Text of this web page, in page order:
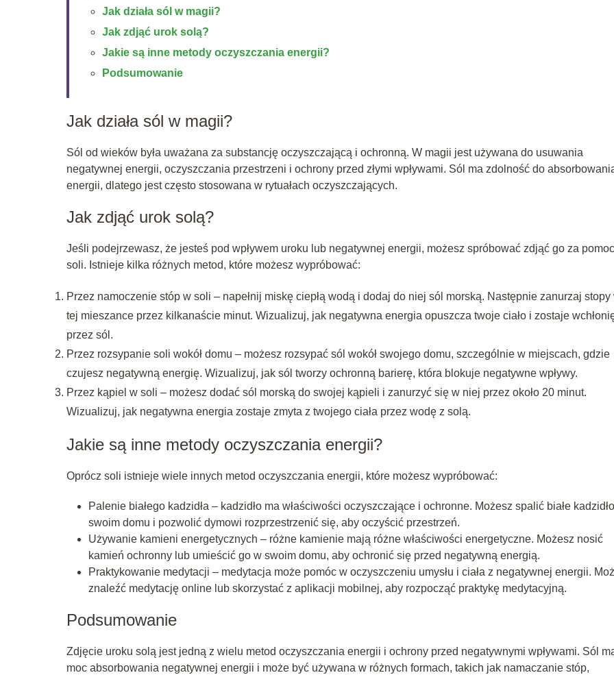
Jak działa sól w magii?
Jak zdjąć urok solą?
Jakie są inne metody oczyszczania energii?
Podsumowanie
Jak działa sól w magii?
Sól od wieków była uważana za substancję oczyszczającą i ochronną. W magii jest używana do usuwania
negatywnej energii, oczyszczania przestrzeni i ochrony przed złymi wpływami. Sól ma zdolność do
energii, dlatego jest często stosowana w rytuałach oczyszczających.
Jak zdjąć urok solą?
Jeśli podejrzewasz, że jesteś pod wpływem uroku lub negatywnej energii, możesz spróbować zdjąć go za
soli. Istnieje kilka różnych metod, które możesz wypróbować:
Przez namoczenie stóp w soli – napełnij miskę ciepłą wodą i dodaj do niej sól morską. Następnie zanurzaj stopy
tej mieszance przez kilkanaście minut. Wizualizuj, jak negatywna energia opuszcza twoje ciało i zostaje
przez sól.
Przez rozsypanie soli wokół domu – możesz rozsypać sól wokół swojego domu, szczególnie w miejscach, gdzie
czujesz negatywną energię. Wizualizuj, jak sól tworzy ochronną barierę, która blokuje negatywne wpływy.
Przez kąpiel w soli – możesz dodać sól morską do swojej kąpieli i zanurzyć się w niej przez około 20 minut.
Wizualizuj, jak negatywna energia zostaje zmyta z twojego ciała przez wodę z solą.
Jakie są inne metody oczyszczania energii?
Oprócz soli istnieje wiele innych metod oczyszczania energii, które możesz wypróbować:
Palenie białego kadzidła – kadzidło ma właściwości oczyszczające i ochronne. Możesz spalić białe
swoim domu i pozwolić dymowi rozprzestrzenić się, aby oczyścić przestrzeń.
Używanie kamieni energetycznych – różne kamienie mają różne właściwości energetyczne. Możesz nosić
kamień ochronny lub umieścić go w swoim domu, aby ochronić się przed negatywną energią.
Praktykowanie medytacji – medytacja może pomóc w oczyszczeniu umysłu i ciała z negatywnej energii.
znaleźć medytację online lub skorzystać z aplikacji mobilnej, aby rozpocząć praktykę medytacyjną.
Podsumowanie
Zdjęcie uroku solą jest jedną z wielu metod oczyszczania energii i ochrony przed negatywnymi wpływami. Sól
moc absorbowania negatywnej energii i może być używana w różnych formach, takich jak namaczanie stóp,